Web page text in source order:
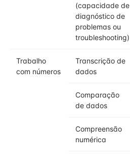
(capacidade de
diagnóstico de
problemas ou
troubleshooting)
Trabalho
com números
Transcrição de
dados
Comparação
de dados
Compreensão
numérica